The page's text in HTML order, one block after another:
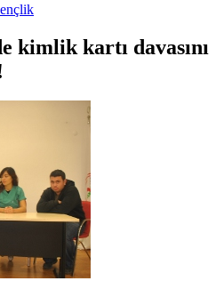
kimlik kartı davasını